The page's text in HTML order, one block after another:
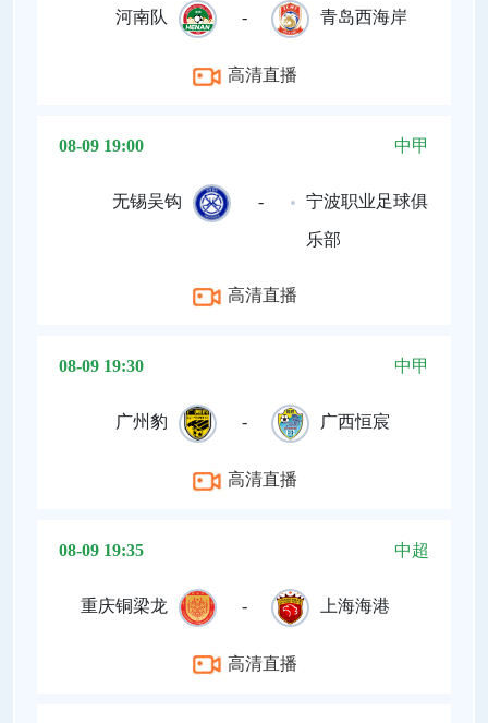
河南队 - 青岛西海岸
高清直播
08-09 19:00 中甲
无锡吴钩 - 宁波职业足球俱
乐部
高清直播
08-09 19:30 中甲
广州豹 - 广西恒宸
高清直播
08-09 19:35 中超
重庆铜梁龙 - 上海海港
高清直播